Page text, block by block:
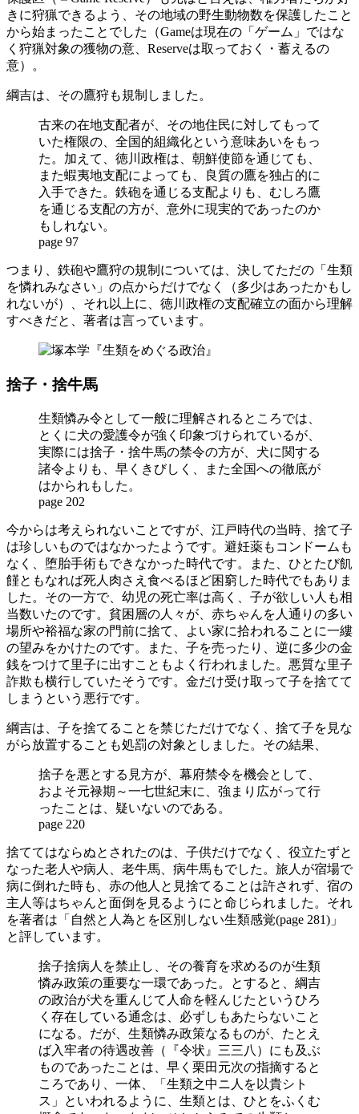
きに狩猟できるよう、その地域の野生動物数を保護したこと
から始まったことでした（Gameは現在の「ゲーム」ではな
く狩猟対象の獲物の意、Reserveは取っておく・蓄えるの
意）。
綱吉は、その鷹狩も規制しました。
古来の在地支配者が、その地住民に対してもって
いた権限の、全国的組織化という意味あいをもっ
た。加えて、徳川政権は、朝鮮使節を通じても、
また蝦夷地支配によっても、良質の鷹を独占的に
入手できた。鉄砲を通じる支配よりも、むしろ鷹
を通じる支配の方が、意外に現実的であったのか
もしれない。
page 97
つまり、鉄砲や鷹狩の規制については、決してただの「生類
を憐れみなさい」の点からだけでなく（多少はあったかもし
れないが）、それ以上に、徳川政権の支配確立の面から理解
すべきだと、著者は言っています。
捨子・捨牛馬
生類憐み令として一般に理解されるところでは、
とくに犬の愛護令が強く印象づけられているが、
実際には捨子・捨牛馬の禁令の方が、犬に関する
諸令よりも、早くきびしく、また全国への徹底が
はかられもした。
page 202
今からは考えられないことですが、江戸時代の当時、捨て子
は珍しいものではなかったようです。避妊薬もコンドームも
なく、堕胎手術もできなかった時代です。また、ひとたび飢
饉ともなれば死人肉さえ食べるほど困窮した時代でもありま
した。その一方で、幼児の死亡率は高く、子が欲しい人も相
当数いたのです。貧困層の人々が、赤ちゃんを人通りの多い
場所や裕福な家の門前に捨て、よい家に拾われることに一縷
の望みをかけたのです。また、子を売ったり、逆に多少の金
銭をつけて里子に出すこともよく行われました。悪質な里子
詐欺も横行していたそうです。金だけ受け取って子を捨てて
しまうという悪行です。
綱吉は、子を捨てることを禁じただけでなく、捨て子を見な
がら放置することも処罰の対象としました。その結果、
捨子を悪とする見方が、幕府禁令を機会として、
およそ元禄期～一七世紀末に、強まり広がって行
ったことは、疑いないのである。
page 220
捨ててはならぬとされたのは、子供だけでなく、役立たずと
なった老人や病人、老牛馬、病牛馬もでした。旅人が宿場で
病に倒れた時も、赤の他人と見捨てることは許されず、宿の
主人等はちゃんと面倒を見るようにと命じられました。それ
を著者は「自然と人為とを区別しない生類感覚(page 281)」
と評しています。
捨子捨病人を禁止し、その養育を求めるのが生類
憐み政策の重要な一環であった。とすると、綱吉
の政治が犬を重んじて人命を軽んじたというひろ
く存在している通念は、必ずしもあたらないこと
になる。だが、生類憐み政策なるものが、たとえ
ば入牢者の待遇改善（『令状』三三八）にも及ぶ
ものであったことは、早く栗田元次の指摘すると
ころであり、一体、「生類之中ニ人を以貴シト
ス」といわれるように、生類とは、ひとをふくむ